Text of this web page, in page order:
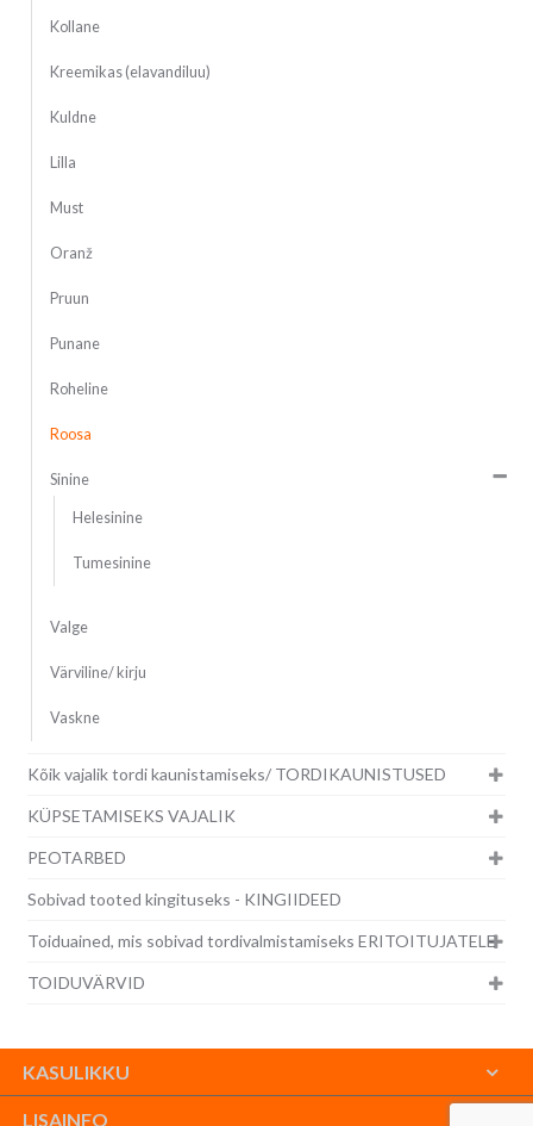
Kollane
Kreemikas (elavandiluu)
Kuldne
Lilla
Must
Oranž
Pruun
Punane
Roheline
Roosa
Sinine
Helesinine
Tumesinine
Valge
Värviline/ kirju
Vaskne
Kõik vajalik tordi kaunistamiseks/ TORDIKAUNISTUSED
KÜPSETAMISEKS VAJALIK
PEOTARBED
Sobivad tooted kingituseks - KINGIIDEED
Toiduained, mis sobivad tordivalmistamiseks ERITOITUJATELE
TOIDUVÄRVID
KASULIKKU
LISAINFO